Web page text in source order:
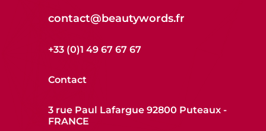
contact@beautywords.fr
+33 (0)1 49 67 67 67
Contact
3 rue Paul Lafargue 92800 Puteaux -
FRANCE